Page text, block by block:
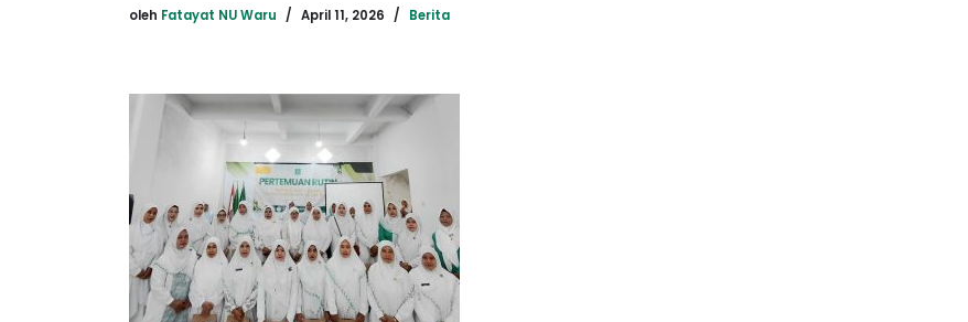
oleh Fatayat NU Waru April 11, 2026 Berita